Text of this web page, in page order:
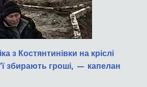
з Костянтинівки на кріслі
збирають гроші, — капелан